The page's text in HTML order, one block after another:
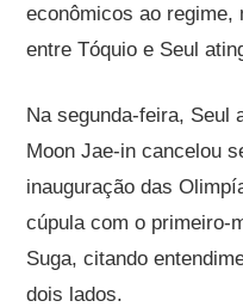
econômicos ao regime,
entre Tóquio e Seul
Na segunda-feira, Seul
Moon Jae-in cancelou
inauguração das
cúpula com o primeiro-
Suga, citando
dois lados.